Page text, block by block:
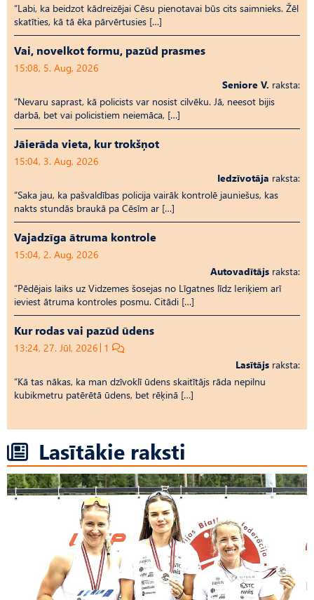
“Labi, ka beidzot kādreizējai Cēsu pienotavai būs cits saimnieks. Žēl
skatīties, kā tā ēka pārvērtusies […]
Vai, novelkot formu, pazūd prasmes
15:08, 5. Aug, 2026
Seniore V. raksta:
“Nevaru saprast, kā policists var nosist cilvēku. Jā, neesot bijis
darbā, bet vai policistiem neiemāca, […]
Jāierāda vieta, kur trokšņot
15:04, 3. Aug, 2026
Iedzīvotāja raksta:
“Saka jau, ka pašvaldības policija vairāk kontrolē jauniešus, kas
nakts stundās braukā pa Cēsīm ar […]
Vajadzīga ātruma kontrole
15:04, 2. Aug, 2026
Autovadītājs raksta:
“Pēdējais laiks uz Vid­ze­mes šosejas no Līgatnes līdz Ieriķiem arī
ieviest ātruma kontroles posmu. Citādi […]
Kur rodas vai pazūd ūdens
13:24, 27. Jūl, 2026 1
Lasītājs raksta:
“Kā tas nākas, ka man dzīvoklī ūdens skaitītājs rāda nepilnu
kubikmetru patērētā ūdens, bet rēķinā […]
Lasītākie raksti